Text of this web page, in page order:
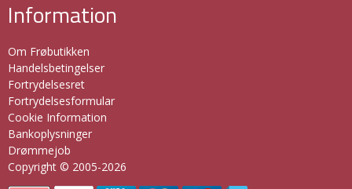
Information
Om Frøbutikken
Handelsbetingelser
Fortrydelsesret
Fortrydelsesformular
Cookie Information
Bankoplysninger
Drømmejob
Copyright © 2005-2026